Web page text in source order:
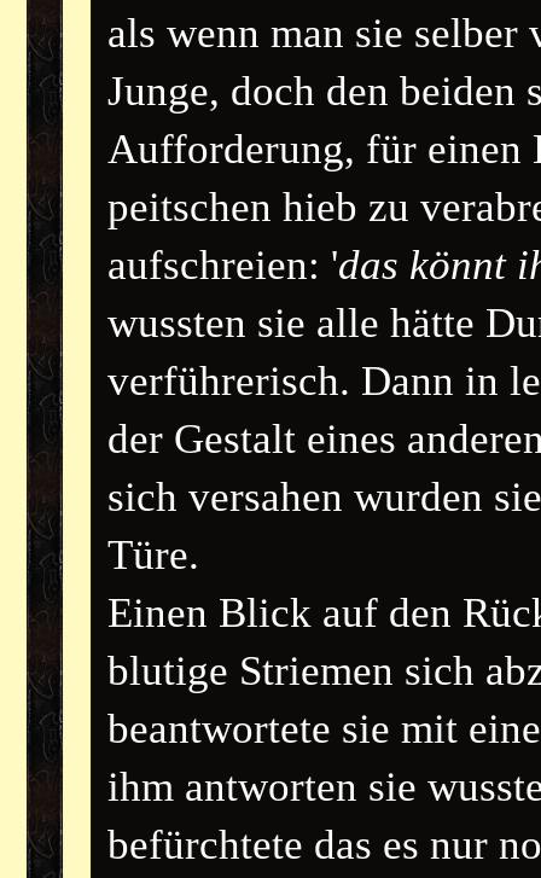
als wenn man sie selber
Junge, doch den beiden
Aufforderung, für einen
peitschen hieb zu
aufschreien: 'das könnt
wussten sie alle hätte
verführerisch. Dann in
der Gestalt eines
sich versahen wurden
Türe.
Einen Blick auf den
blutige Striemen sich
beantwortete sie mit
ihm antworten sie
befürchtete das es nur